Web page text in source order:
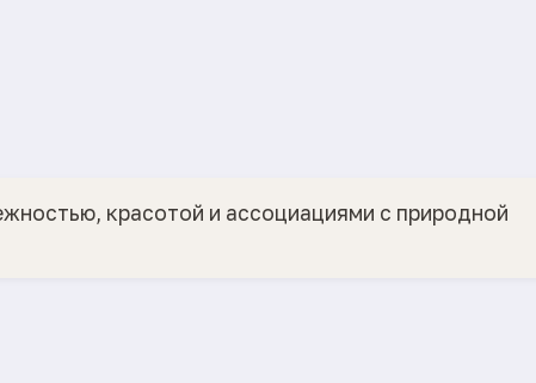
красотой и ассоциациями с природной